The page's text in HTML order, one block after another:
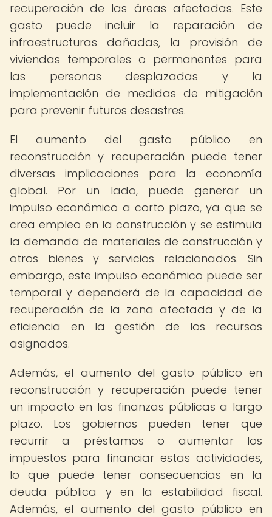
recuperación de las áreas afectadas. Este
gasto puede incluir la reparación de
infraestructuras dañadas, la provisión de
viviendas temporales o permanentes para
las personas desplazadas y la
implementación de medidas de mitigación
para prevenir futuros desastres.
El aumento del gasto público en
reconstrucción y recuperación puede tener
diversas implicaciones para la economía
global. Por un lado, puede generar un
impulso económico a corto plazo, ya que se
crea empleo en la construcción y se estimula
la demanda de materiales de construcción y
otros bienes y servicios relacionados. Sin
embargo, este impulso económico puede ser
temporal y dependerá de la capacidad de
recuperación de la zona afectada y de la
eficiencia en la gestión de los recursos
asignados.
Además, el aumento del gasto público en
reconstrucción y recuperación puede tener
un impacto en las finanzas públicas a largo
plazo. Los gobiernos pueden tener que
recurrir a préstamos o aumentar los
impuestos para financiar estas actividades,
lo que puede tener consecuencias en la
deuda pública y en la estabilidad fiscal.
Además, el aumento del gasto público en